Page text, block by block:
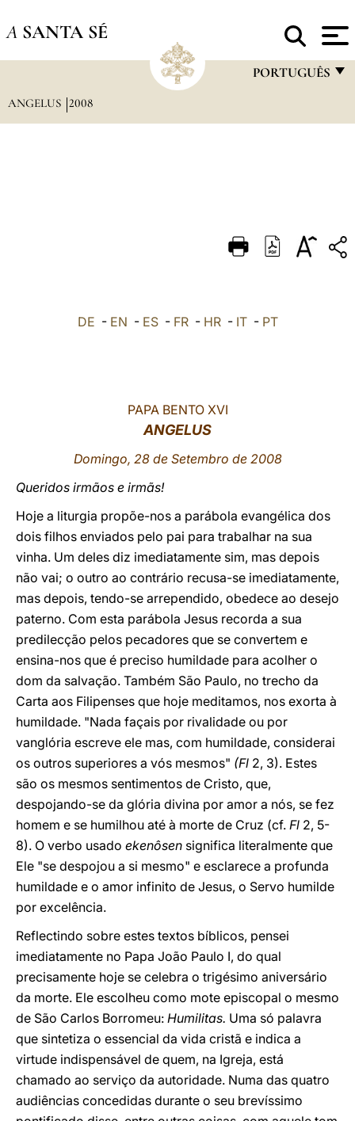
A SANTA SÉ
PORTUGUÊS
DEUTSCH
العربيّة
ANGELUS 2008
DE - EN - ES- FR- HR- IT- PT
PAPA BENTO XVI
ANGELUS
Domingo, 28 de Setembro de 2008
Queridos irmãos e irmãs!
Hoje a liturgia propõe-nos a parábola evangélica dos
dois filhos enviados pelo pai para trabalhar na sua
vinha. Um deles diz imediatamente sim, mas depois
não vai; o outro ao contrário recusa-se imediatamente,
mas depois, tendo-se arrependido, obedece ao desejo
paterno. Com esta parábola Jesus recorda a sua
predilecção pelos pecadores que se convertem e
ensina-nos que é preciso humildade para acolher o
dom da salvação. Também São Paulo, no trecho da
Carta aos Filipenses que hoje meditamos, nos exorta à
humildade. "Nada façais por rivalidade ou por
vanglória escreve ele mas, com humildade, considerai
os outros superiores a vós mesmos" (Fl 2, 3). Estes
são os mesmos sentimentos de Cristo, que,
despojando-se da glória divina por amor a nós, se fez
homem e se humilhou até à morte de Cruz (cf. Fl 2, 5-
8). O verbo usado ekenôsen significa literalmente que
Ele "se despojou a si mesmo" e esclarece a profunda
humildade e o amor infinito de Jesus, o Servo humilde
por excelência.
Reflectindo sobre estes textos bíblicos, pensei
imediatamente no Papa João Paulo I, do qual
precisamente hoje se celebra o trigésimo aniversário
da morte. Ele escolheu como mote episcopal o mesmo
de São Carlos Borromeu: Humilitas. Uma só palavra
que sintetiza o essencial da vida cristã e indica a
virtude indispensável de quem, na Igreja, está
chamado ao serviço da autoridade. Numa das quatro
audiências concedidas durante o seu brevíssimo